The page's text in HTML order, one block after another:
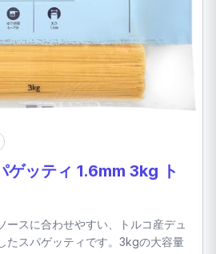
ッティ 1.6mm 3kg ト
ースに合わせやすい、トルコ産デュ
たスパゲッティです。3kgの大容量